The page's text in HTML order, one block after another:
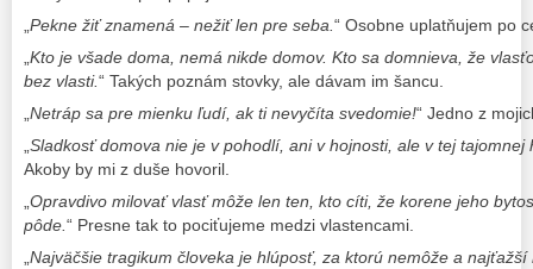
Pekne žiť znamená – nežiť len pre seba. “ Osobne uplatňujem po
Kto je všade doma, nemá nikde domov. Kto sa domnieva, že
bez vlasti.“ Takých poznám stovky, ale dávam im šancu.
Netráp sa pre mienku ľudí, ak ti nevyčíta svedomie!“ Jedno z
Sladkosť domova nie je v pohodlí, ani v hojnosti, ale v tej tajomnej
Akoby by mi z duše hovoril.
„Opravdivo milovať vlasť môže len ten, kto cíti, že korene jeho
pôde.“ Presne tak to pociťujeme medzi vlastencami.
„Najväčšie tragikum človeka je hlúposť, za ktorú nemôže a